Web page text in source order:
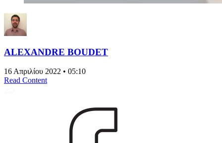
ALEXANDRE BOUDET
16 Απριλίου 2022 • 05:10
Read Content